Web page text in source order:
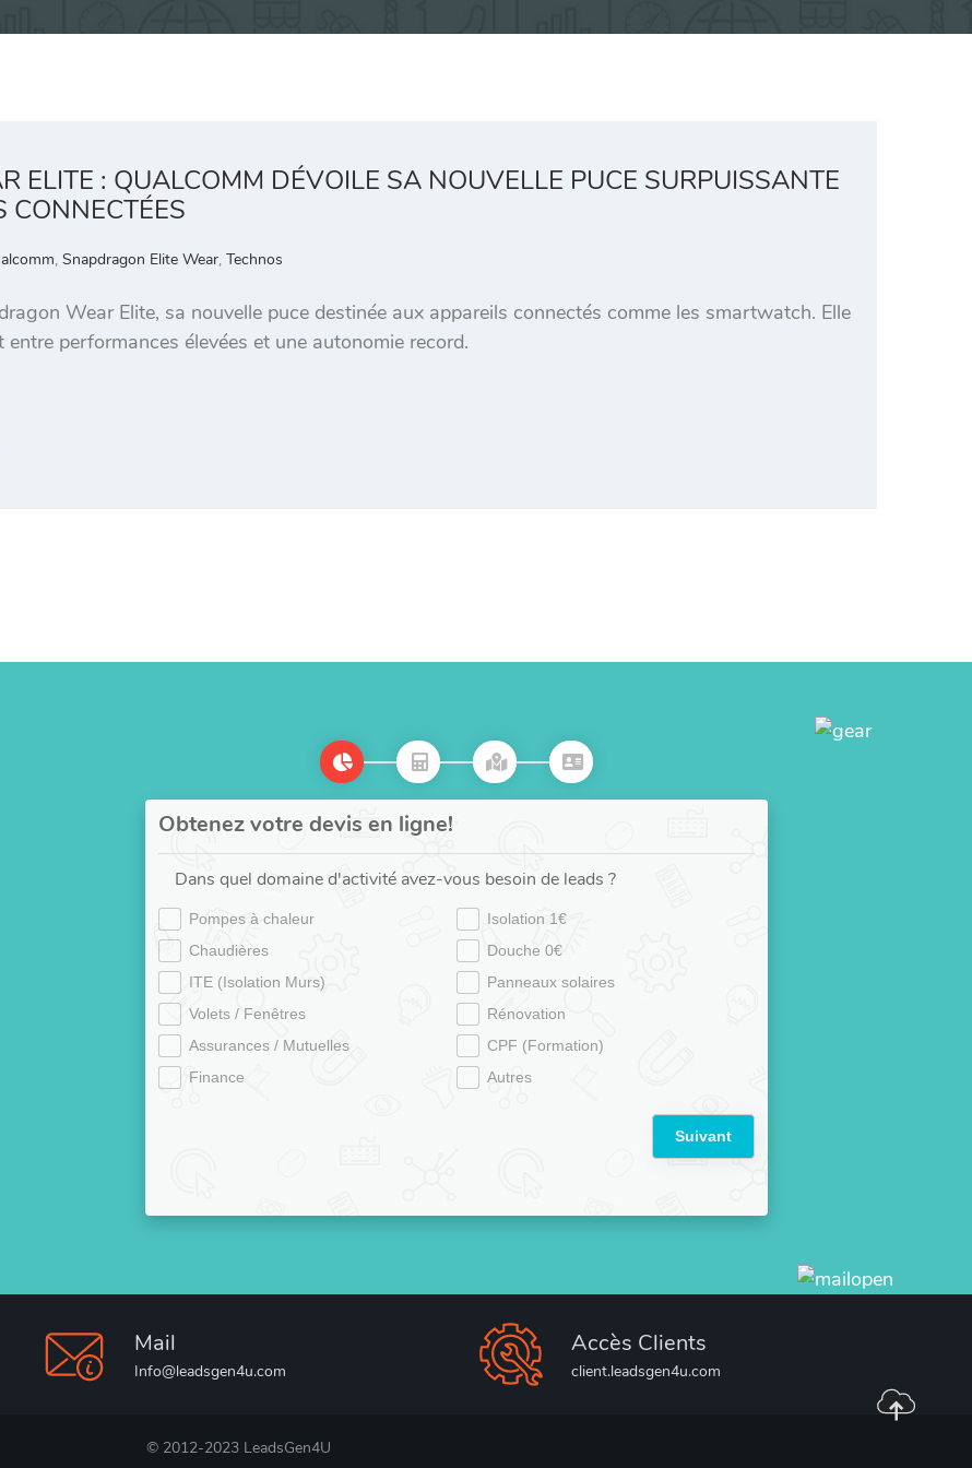
ELITE : QUALCOMM DÉVOILE SA NOUVELLE PUCE SURPUISSANTE
CONNECTÉES
, Snapdragon Elite Wear, Technos
Wear Elite, sa nouvelle puce destinée aux appareils connectés comme les smartwatch. Elle
performances élevées et une autonomie record.
Obtenez votre devis en ligne!
Dans quel domaine d'activité avez-vous besoin de leads ?
Pompes à chaleur
Isolation 1€
Chaudières
Douche 0€
ITE (Isolation Murs)
Panneaux solaires
Volets / Fenêtres
Rénovation
Assurances / Mutuelles
CPF (Formation)
Finance
Autres
Suivant
Mail
Info@leadsgen4u.com
Accès Clients
client.leadsgen4u.com
© 2012-2023 LeadsGen4U